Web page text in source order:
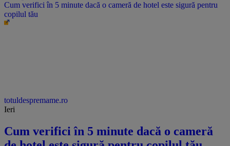
Cum verifici în 5 minute dacă o cameră de hotel este sigură pentru
copilul tău
totuldespremame.ro
Ieri
Cum verifici în 5 minute dacă o cameră